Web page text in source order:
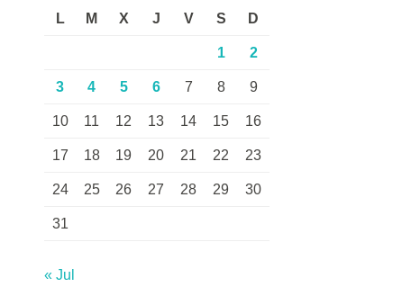
L
M X J V S D
1 2
3 4 5 6 7 8 9
10 11 12 13 14 15 16
17 18 19 20 21 22 23
24 25 26 27 28 29 30
31
« Jul